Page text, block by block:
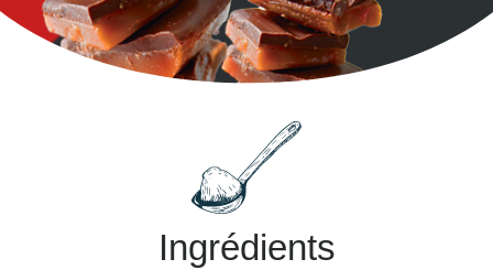
Ingrédients